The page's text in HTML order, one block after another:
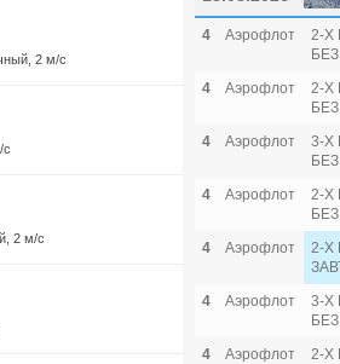
2 м/с
с
2 м/с
4 Аэрофлот
2-Х
4
Аэрофлот
2-Х
4
Аэрофлот
3-Х
4
Аэрофлот
2-Х
4
Аэрофлот
2-Х
4
Аэрофлот
3-Х
4
Аэрофлот
2-Х